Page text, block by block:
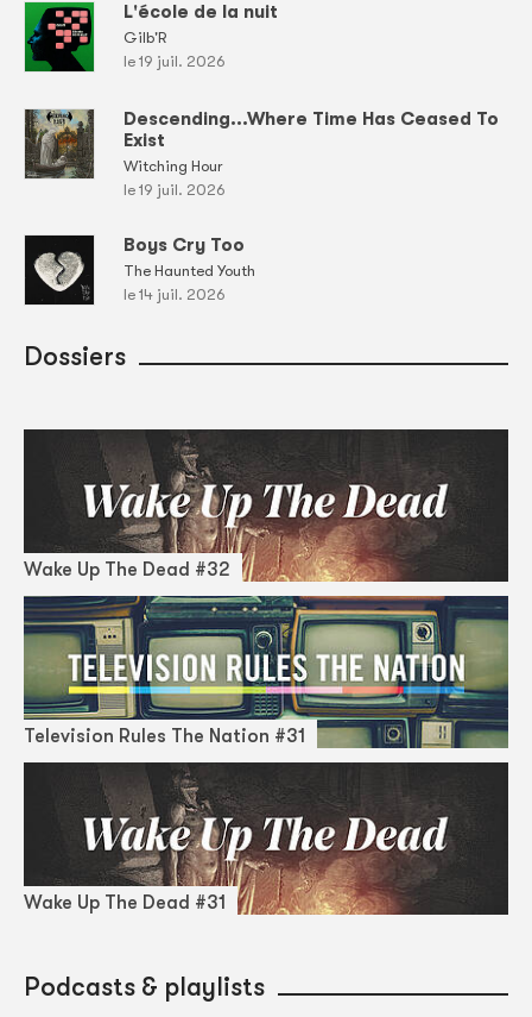
L'école de la nuit
Gilb'R
le 19 juil. 2026
Descending...Where Time Has Ceased To
Exist
Witching Hour
le 19 juil. 2026
Boys Cry Too
The Haunted Youth
le 14 juil. 2026
Dossiers
Wake Up The Dead #32
Television Rules The Nation #31
Wake Up The Dead #31
Podcasts & playlists